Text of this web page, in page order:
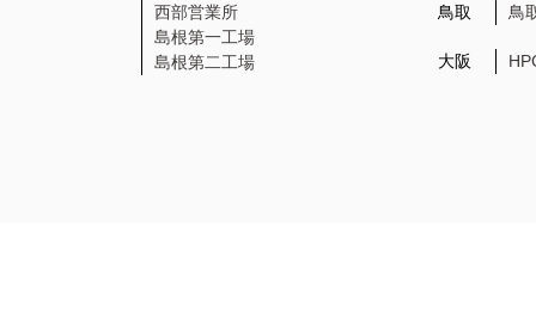
西部営業所
島根第一工場
島根第二工場
鳥取 鳥
大阪